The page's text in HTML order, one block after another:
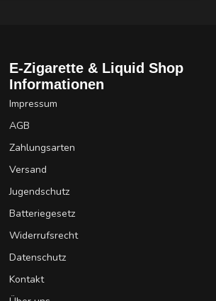
E-Zigarette & Liquid Shop
Informationen
Impressum
AGB
Zahlungsarten
Versand
Jugendschutz
Batteriegesetz
Widerrufsrecht
Datenschutz
Kontakt